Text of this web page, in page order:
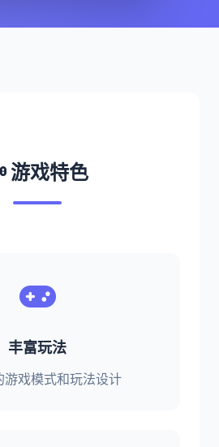
游戏特色
丰富玩法
游戏模式和玩法设计